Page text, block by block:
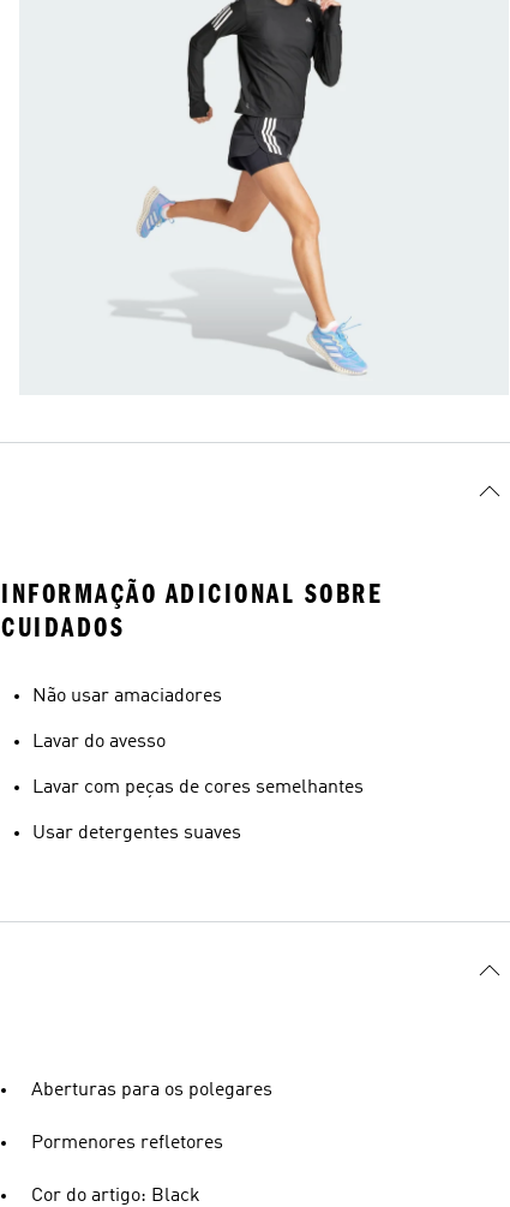
INFORMAÇÃO ADICIONAL SOBRE
CUIDADOS
Não usar amaciadores
Lavar do avesso
Lavar com peças de cores semelhantes
Usar detergentes suaves
Aberturas para os polegares
Pormenores refletores
Cor do artigo: Black